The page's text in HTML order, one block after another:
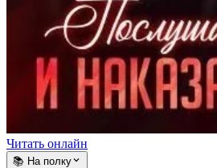
Читать онлайн
📚 На полку